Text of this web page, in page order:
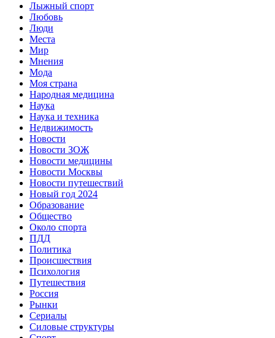
Лыжный спорт
Любовь
Люди
Места
Мир
Мнения
Мода
Моя страна
Народная медицина
Наука
Наука и техника
Недвижимость
Новости
Новости ЗОЖ
Новости медицины
Новости Москвы
Новости путешествий
Новый год 2024
Образование
Общество
Около спорта
ПДД
Политика
Происшествия
Психология
Путешествия
Россия
Рынки
Сериалы
Силовые структуры